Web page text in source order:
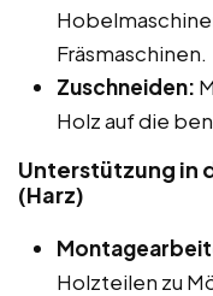
Fräsmaschinen.
Zuschneiden:
Holz auf die
Unterstützung in
(Harz)
Holzteilen zu